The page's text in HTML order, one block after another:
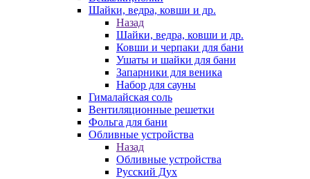
Шайки, ведра, ковши и др.
Назад
Шайки, ведра, ковши и др.
Ковши и черпаки для бани
Ушаты и шайки для бани
Запарники для веника
Набор для сауны
Гималайская соль
Вентиляционные решетки
Фольга для бани
Обливные устройства
Назад
Обливные устройства
Русский Дух